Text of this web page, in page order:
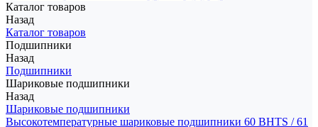
Каталог товаров
Назад
Каталог товаров
Подшипники
Назад
Подшипники
Шариковые подшипники
Назад
Шариковые подшипники
Высокотемпературные шариковые подшипники 60 BHTS / 61